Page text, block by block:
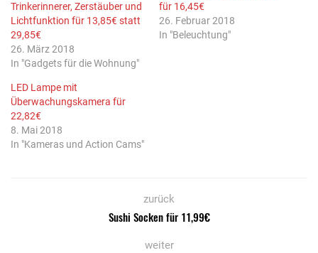
Trinkerinnerer, Zerstäuber und
Lichtfunktion für 13,85€ statt
29,85€
26. März 2018
In "Gadgets für die Wohnung"
für 16,45€
26. Februar 2018
In "Beleuchtung"
LED Lampe mit
Überwachungskamera für
22,82€
8. Mai 2018
In "Kameras und Action Cams"
zurück
Sushi Socken für 11,99€
weiter